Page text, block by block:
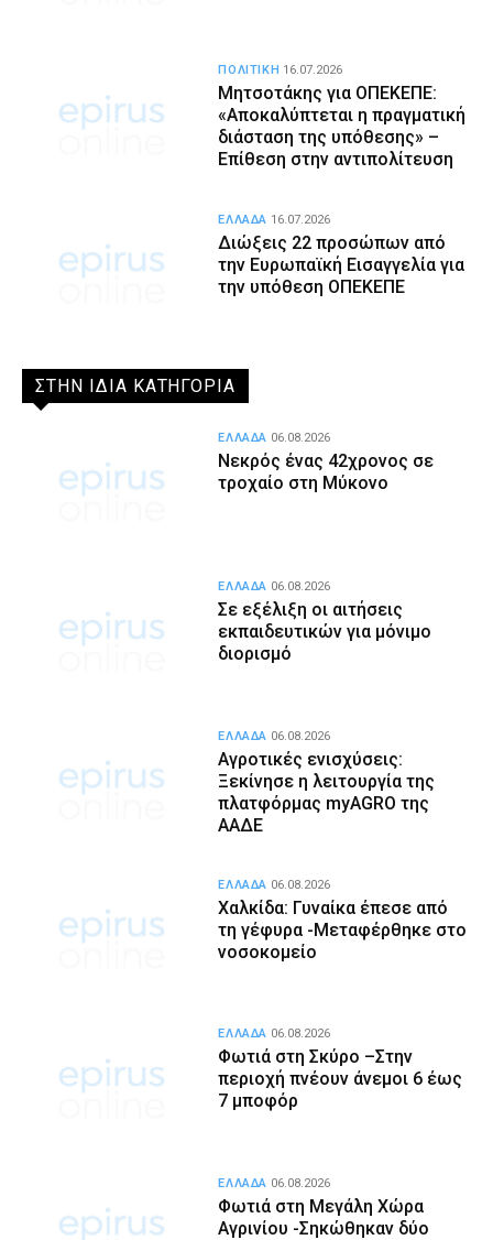
Μητσοτάκης για ΟΠΕΚΕΠΕ:
«Αποκαλύπτεται η πραγματική
διάσταση της υπόθεσης» –
Επίθεση στην αντιπολίτευση
ΠΟΛΙΤΙΚΗ 16.07.2026
Διώξεις 22 προσώπων από
την Ευρωπαϊκή Εισαγγελία για
την υπόθεση ΟΠΕΚΕΠΕ
ΕΛΛΑΔΑ 16.07.2026
ΣΤΗΝ ΙΔΙΑ ΚΑΤΗΓΟΡΙΑ
Νεκρός ένας 42χρονος σε
τροχαίο στη Μύκονο
ΕΛΛΑΔΑ 06.08.2026
Σε εξέλιξη οι αιτήσεις
εκπαιδευτικών για μόνιμο
διορισμό
ΕΛΛΑΔΑ 06.08.2026
Αγροτικές ενισχύσεις:
Ξεκίνησε η λειτουργία της
πλατφόρμας myAGRO της
ΑΑΔΕ
ΕΛΛΑΔΑ 06.08.2026
Χαλκίδα: Γυναίκα έπεσε από
τη γέφυρα -Μεταφέρθηκε στο
νοσοκομείο
ΕΛΛΑΔΑ 06.08.2026
Φωτιά στη Σκύρο –Στην
περιοχή πνέουν άνεμοι 6 έως
7 μποφόρ
ΕΛΛΑΔΑ 06.08.2026
Φωτιά στη Μεγάλη Χώρα
Αγρινίου -Σηκώθηκαν δύο
ΕΛΛΑΔΑ 06.08.2026